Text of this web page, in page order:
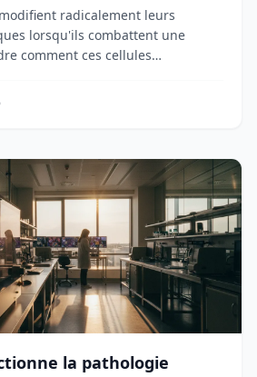
radicalement leurs
lorsqu'ils combattent une
comment ces cellules
la pathologie